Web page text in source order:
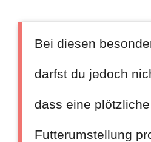
Bei diesen
darfst du jedoch
dass eine plötzliche
Futterumstellung